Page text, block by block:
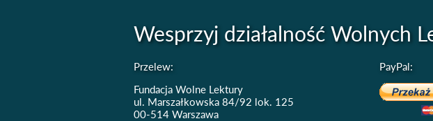
Wesprzyj działalność Wolnych
Przelew:
Fundacja Wolne Lektury
ul. Marszałkowska 84/92 lok. 125
00-514 Warszawa
PayPal: